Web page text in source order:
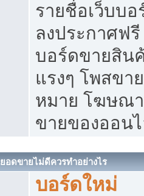
รายชื่อเว็บบ
ลงประกาศฟรี
บอร์ดขายสิน
แรงๆ โพสขา
หมาย โฆษณ
ขายของออน
ยอดขายไม่ดีควรทำอย่างไร
บอร์ดใหม่